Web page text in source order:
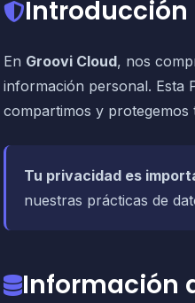
Introducción
En Groovi Cloud, nos
información personal. Esta
compartimos y
Tu privacidad es
nuestras prácticas de
Información